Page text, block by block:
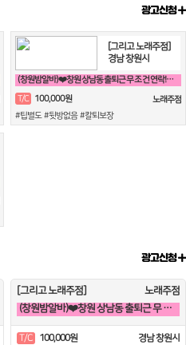
광고신청
[그리고 노래주점]
경남 창원시
(창원밤알바)❤️창원 상남동 출퇴근 무 조 건 연락!❤️ 룸알바 룸보도
T/C 100,000원
노래주점
#팁별도 #뒷방없음 #칼퇴보장
광고신청
[그리고 노래주점]
노래주점
(창원밤알바)❤️창원 상남동 출퇴근 무 조 건 연락!❤️ 룸알바 룸보도
T/C 100,000원 경남 창원시